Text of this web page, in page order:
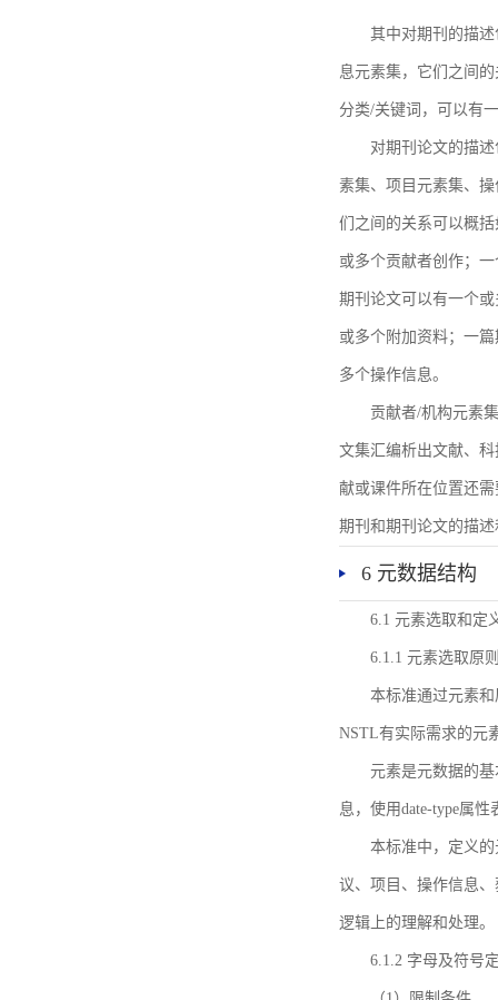
其中对期刊的描
息元素集，它们之间
分类/关键词，可以有
对期刊论文的描
素集、项目元素集、
们之间的关系可以概
或多个贡献者创作；
期刊论文可以有一个
或多个附加资料；一
多个操作信息。
贡献者/机构元素
文集汇编析出文献、
献或课件所在位置还
期刊和期刊论文的描
6 元数据结构
6.1 元素选取和定
6.1.1 元素选取原
本标准通过元素
NSTL有实际需求的元
元素是元数据的
息，使用date-type属
本标准中，定义
议、项目、操作信息
逻辑上的理解和处理。
6.1.2 字母及符号